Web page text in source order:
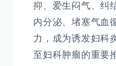
抑、爱生闷气、纠
内分泌、堵塞气血
力，成为诱发妇科
至妇科肿瘤的重要